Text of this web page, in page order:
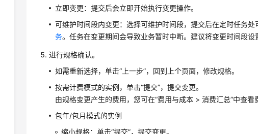
立即变更：提交后会立即开始执行变更操作。
可维护时间段内变更：选择可维护时间段，提交后在定时任务
务。任务在变更期间会导致业务暂时中断。建议将变更时间段设
进行规格确认。
如需重新选择，单击“上一步”，回到上个页面，修改规格。
按需计费模式的实例，单击“提交”，提交变更。
由规格变更产生的费用，您可在“费用与成本 >消费汇总”中查看
包年/包月模式的实例
缩小规格：单击“提交”，提交变更。